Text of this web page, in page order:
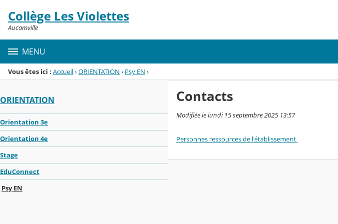
Menu de la rubrique
Contenu
Collège Les Violettes
Aucamville
MENU
Vous êtes ici : Accueil›ORIENTATION › Psy EN ›
ORIENTATION
Orientation 3e
Orientation 4e
Stage
EduConnect
Psy EN
Contacts
Modifiée le lundi 15 septembre 2025 13:57
Personnes ressources de l'établissement